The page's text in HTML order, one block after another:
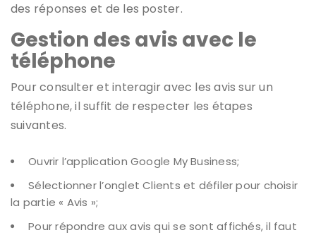
des réponses et de les poster.
Gestion des avis avec le
téléphone
Pour consulter et interagir avec les avis sur un
téléphone, il suffit de respecter les étapes
suivantes.
Ouvrir l’application Google My Business;
Sélectionner l’onglet Clients et défiler pour choisir
la partie « Avis »;
Pour répondre aux avis qui se sont affichés, il faut